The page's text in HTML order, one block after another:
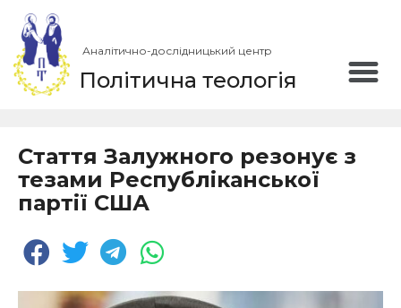
Аналітично-дослідницький центр
Політична теологія
Стаття Залужного резонує з
тезами Республіканської
партії США